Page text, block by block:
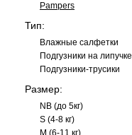
Pampers
Тип:
Влажные салфетки
Подгузники на липучке
Подгузники-трусики
Размер:
NB (до 5кг)
S (4-8 кг)
M (6-11 кг)